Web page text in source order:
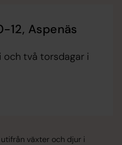
12, Aspenäs
och två torsdagar i
växter och djur i